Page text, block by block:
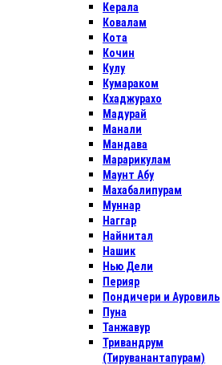
Керала
Ковалам
Кота
Кочин
Кулу
Кумараком
Кхаджурахо
Мадурай
Манали
Мандава
Марарикулам
Маунт Абу
Махабалипурам
Муннар
Наггар
Найнитал
Нашик
Нью Дели
Перияр
Пондичери и Ауровиль
Пуна
Танжавур
Тривандрум
(Тируванантапурам)